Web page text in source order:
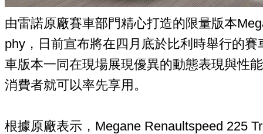
由雷諾原廠賽車部門精心打造的限量版本
phy，日前宣布將在四月底於比利時舉行的
車版本一同在現場展現優異的動態表現與性
消費者就可以率先享用。
根據原廠表示，Megane Renaultspeed 225